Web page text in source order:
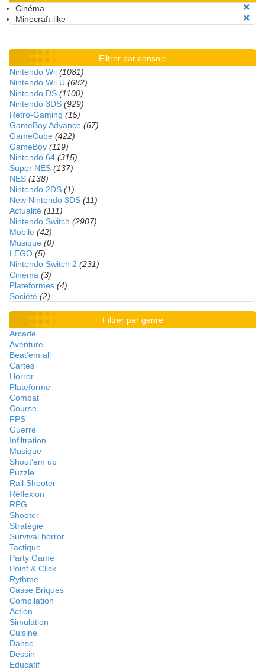
Cinéma
Minecraft-like
Filtrer par console
Nintendo Wii (1081)
Nintendo Wii U (682)
Nintendo DS (1100)
Nintendo 3DS (929)
Retro-Gaming (15)
GameBoy Advance (67)
GameCube (422)
GameBoy (119)
Nintendo 64 (315)
Super NES (137)
NES (138)
Nintendo 2DS (1)
New Nintendo 3DS (11)
Actualité (111)
Nintendo Switch (2907)
Mobile (42)
Musique (0)
LEGO (5)
Nintendo Switch 2 (231)
Cinéma (3)
Plateformes (4)
Société (2)
Filtrer par genre
Arcade
Aventure
Beat'em all
Cartes
Horror
Plateforme
Combat
Course
FPS
Guerre
Infiltration
Musique
Shoot'em up
Puzzle
Rail Shooter
Réflexion
RPG
Shooter
Stratégie
Survival horror
Tactique
Party Game
Point & Click
Rythme
Casse Briques
Compilation
Action
Simulation
Cuisine
Danse
Dessin
Educatif